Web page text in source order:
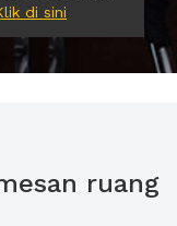
di sini
ruang